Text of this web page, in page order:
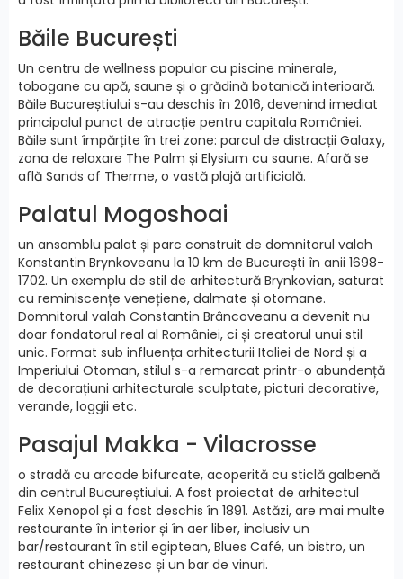
Băile București
Un centru de wellness popular cu piscine minerale,
tobogane cu apă, saune și o grădină botanică interioară.
Băile Bucureștiului s-au deschis în 2016, devenind imediat
principalul punct de atracție pentru capitala României.
Băile sunt împărțite în trei zone: parcul de distracții Galaxy,
zona de relaxare The Palm și Elysium cu saune. Afară se
află Sands of Therme, o vastă plajă artificială.
Palatul Mogoshoai
un ansamblu palat și parc construit de domnitorul valah
Konstantin Brynkoveanu la 10 km de București în anii 1698-
1702. Un exemplu de stil de arhitectură Brynkovian, saturat
cu reminiscențe venețiene, dalmate și otomane.
Domnitorul valah Constantin Brâncoveanu a devenit nu
doar fondatorul real al României, ci și creatorul unui stil
unic. Format sub influența arhitecturii Italiei de Nord și a
Imperiului Otoman, stilul s-a remarcat printr-o abundență
de decorațiuni arhitecturale sculptate, picturi decorative,
verande, loggii etc.
Pasajul Makka - Vilacrosse
o stradă cu arcade bifurcate, acoperită cu sticlă galbenă
din centrul Bucureștiului. A fost proiectat de arhitectul
Felix Xenopol și a fost deschis în 1891. Astăzi, are mai multe
restaurante în interior și în aer liber, inclusiv un
bar/restaurant în stil egiptean, Blues Café, un bistro, un
restaurant chinezesc și un bar de vinuri.